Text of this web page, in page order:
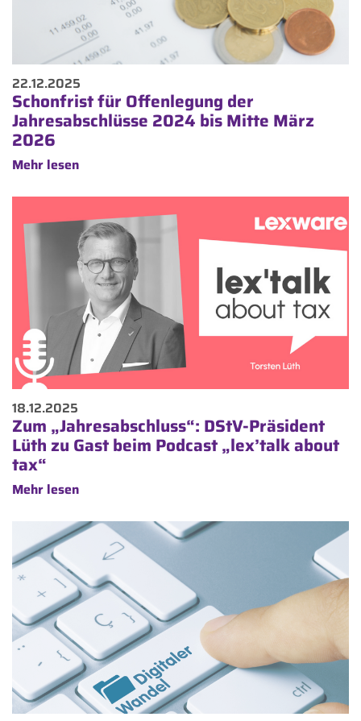
22.12.2025
Schonfrist für Offenlegung der
Jahresabschlüsse 2024 bis Mitte März
2026
Mehr lesen
18.12.2025
Zum „Jahresabschluss“: DStV-Präsident
Lüth zu Gast beim Podcast „lex’talk about
tax“
Mehr lesen